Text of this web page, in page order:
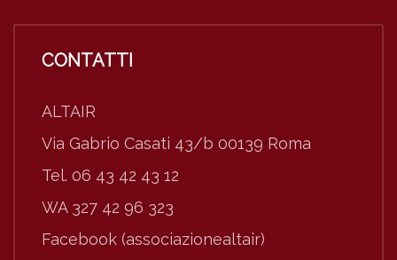
CONTATTI
ALTAIR
Via Gabrio Casati 43/b 00139 Roma
Tel. 06 43 42 43 12
WA 327 42 96 323
Facebook (associazionealtair)